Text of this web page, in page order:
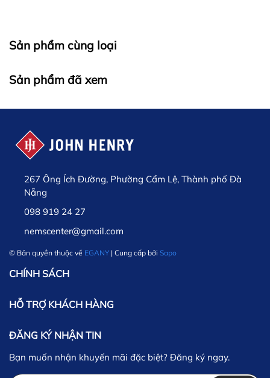
Sản phẩm cùng loại
Sản phẩm đã xem
267 Ông Ích Đường, Phường Cẩm Lệ, Thành phố Đà
Nẵng
098 919 24 27
nemscenter@gmail.com
© Bản quyền thuộc về EGANY | Cung cấp bởi Sapo
CHÍNH SÁCH
HỖ TRỢ KHÁCH HÀNG
ĐĂNG KÝ NHẬN TIN
Bạn muốn nhận khuyến mãi đặc biệt? Đăng ký ngay.